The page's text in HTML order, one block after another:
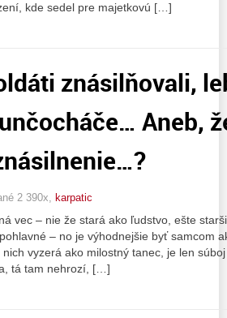
kde sedel pre majetkovú […]
znásilňovali,
Aneb,
2 390x, karpatic
vec – nie že stará ako ľudstvo, ešte
– no je výhodnejšie byť samcom
vyzerá ako milostný tanec, je len
tá tam nehrozí, […]